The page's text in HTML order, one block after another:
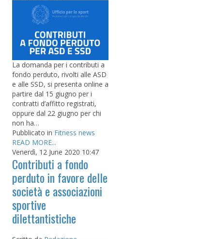
La domanda per i contributi a
fondo perduto, rivolti alle ASD
e alle SSD, si presenta online a
partire dal 15 giugno per i
contratti d’affitto registrati,
oppure dal 22 giugno per chi
non ha…
Pubblicato in Fitness news
READ MORE...
Venerdì, 12 June 2020 10:47
Contributi a fondo
perduto in favore delle
società e associazioni
sportive
dilettantistiche